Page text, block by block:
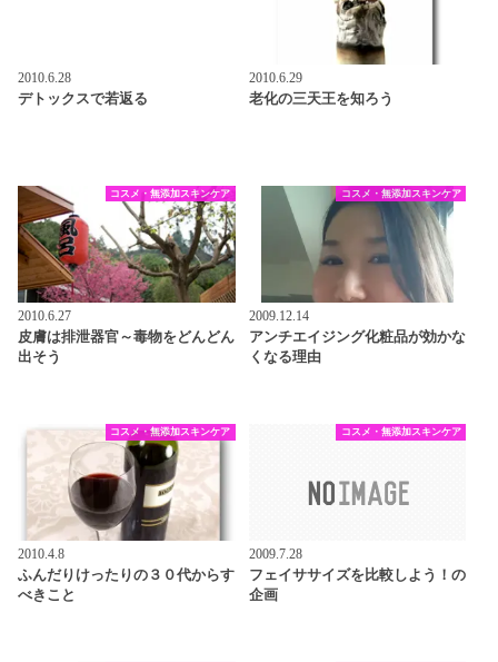
2010.6.28
デトックスで若返る
2010.6.29
老化の三天王を知ろう
コスメ・無添加スキンケア
2010.6.27
皮膚は排泄器官～毒物をどんどん
出そう
コスメ・無添加スキンケア
2009.12.14
アンチエイジング化粧品が効かな
くなる理由
コスメ・無添加スキンケア
2010.4.8
ふんだりけったりの３０代からす
べきこと
コスメ・無添加スキンケア
2009.7.28
フェイササイズを比較しよう！の
企画